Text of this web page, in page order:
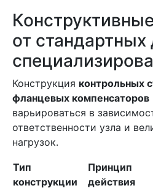
от стандартных
Конструкция контрольных
фланцевых компенсаторов
варьироваться в
ответственности узла и
нагрузок.
Тип
конструкции
Принцип
действия